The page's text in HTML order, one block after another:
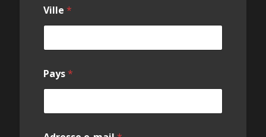
Ville*
Pays*